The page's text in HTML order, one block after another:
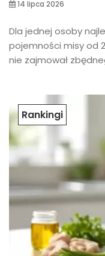
14 lipca 2026
Dla jednej osoby
pojemności misy od
nie zajmował
Rankingi